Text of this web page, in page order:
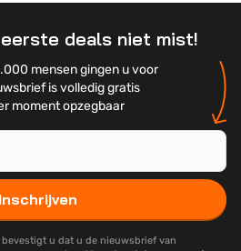
deals niet mist!
mensen gingen u voor
is volledig gratis
moment opzegbaar
Inschrijven
u dat u de nieuwsbrief van